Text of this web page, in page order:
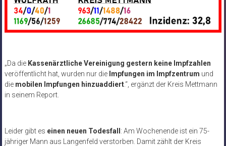
„Da die Kassenärztliche Vereinigung gestern keine Impfzahlen
veröffentlicht hat, wurden nur die Impfungen im Impfzentrum und
die mobilen Impfungen hinzuaddiert.“, ergänzt der Kreis Mettmann
in seinem Report.
Leider gibt es einen neuen Todesfall : Am Wochenende ist ein 75-
jähriger Mann aus Langenfeld verstorben. Damit zählt der Kreis